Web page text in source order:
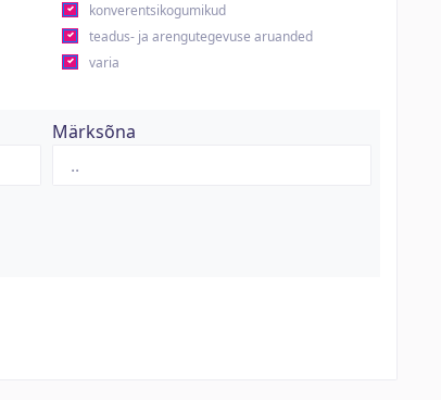
konverentsikogumikud
teadus- ja arengutegevuse aruanded
varia
Märksõna